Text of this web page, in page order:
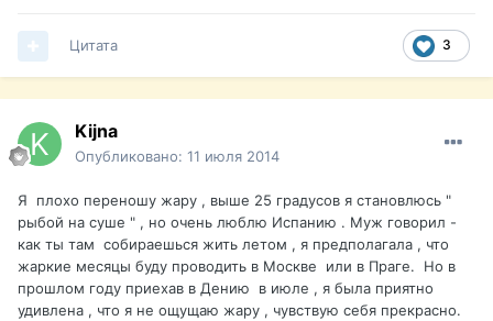
3
Цитата
Kijna
Опубликовано: 11 июля 2014
Я плохо переношу жару , выше 25 градусов я становлюсь "
рыбой на суше " , но очень люблю Испанию . Муж говорил -
как ты там собираешься жить летом , я предполагала , что
жаркие месяцы буду проводить в Москве или в Праге. Но в
прошлом году приехав в Дению в июле , я была приятно
удивлена , что я не ощущаю жару , чувствую себя прекрасно.